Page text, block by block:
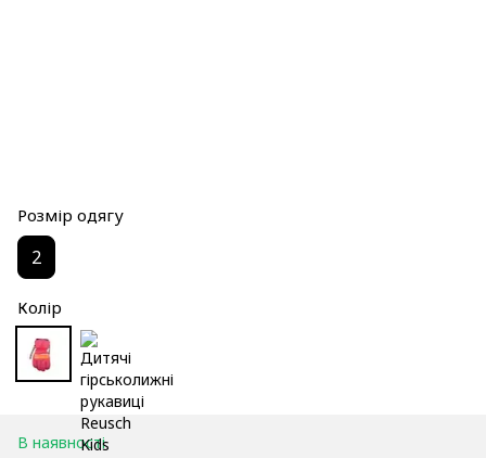
Розмір одягу
2
Колір
В наявності